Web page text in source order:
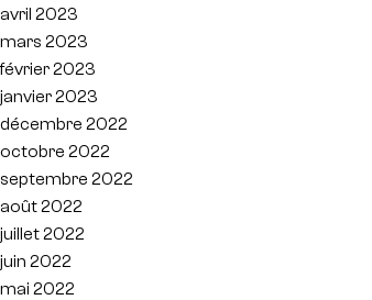
avril 2023
mars 2023
février 2023
janvier 2023
décembre 2022
octobre 2022
septembre 2022
août 2022
juillet 2022
juin 2022
mai 2022